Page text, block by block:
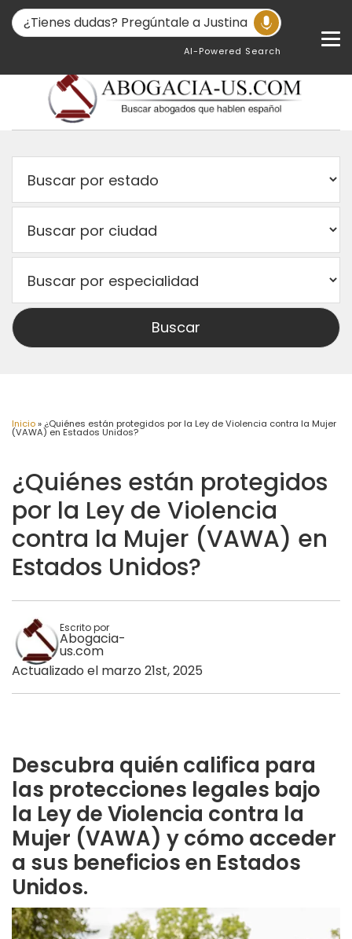
AI-Powered Search
Inicio» ¿Quiénes están protegidos por la Ley de Violencia contra la Mujer
(VAWA) en Estados Unidos?
¿Quiénes están protegidos
por la Ley de Violencia
contra la Mujer (VAWA) en
Estados Unidos?
Escrito por
Abogacia-
us.com
Actualizado el marzo 21st, 2025
Descubra quién califica para
las protecciones legales bajo
la Ley de Violencia contra la
Mujer (VAWA) y cómo acceder
a sus beneficios en Estados
Unidos.